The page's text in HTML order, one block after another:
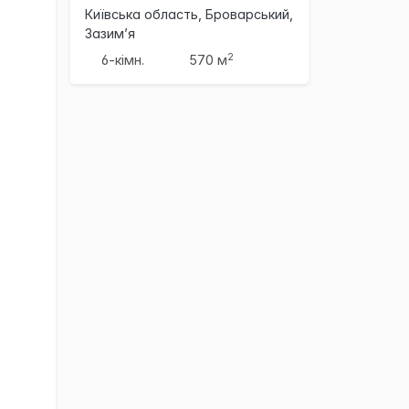
Київська область, Броварський,
Зазим’я
6-кімн.
570 м2